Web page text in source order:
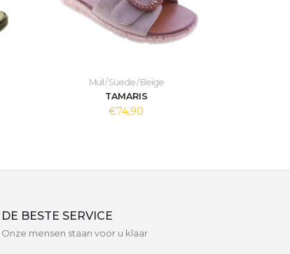
Muil / Suede / Beige
TAMARIS
€74,90
DE BESTE SERVICE
Onze mensen staan voor u klaar